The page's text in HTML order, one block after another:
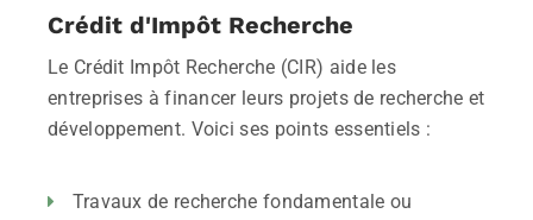
Crédit d'Impôt Recherche
Le Crédit Impôt Recherche (CIR) aide les
entreprises à financer leurs projets de recherche et
développement. Voici ses points essentiels :
Travaux de recherche fondamentale ou